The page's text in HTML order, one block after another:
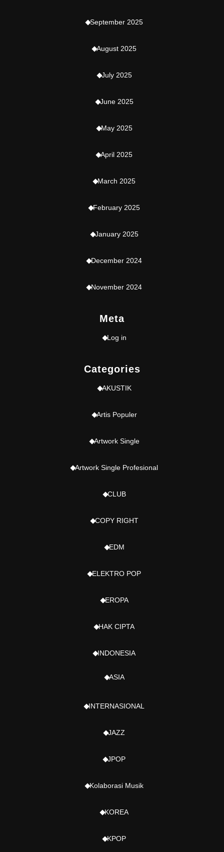
September 2025
August 2025
July 2025
June 2025
May 2025
April 2025
March 2025
February 2025
January 2025
December 2024
November 2024
Meta
Log in
Categories
AKUSTIK
Artis Populer
Artwork Single
Artwork Single Profesional
CLUB
COPY RIGHT
EDM
ELEKTRO POP
EROPA
HAK CIPTA
INDONESIA
ASIA
INTERNASIONAL
JAZZ
JPOP
Kolaborasi Musik
KOREA
KPOP